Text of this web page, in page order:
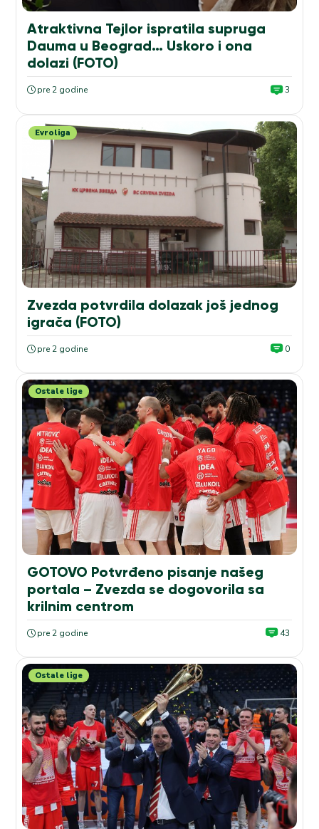
Atraktivna Tejlor ispratila supruga
Dauma u Beograd… Uskoro i ona
dolazi (FOTO)
pre 2 godine 3
Evroliga
Zvezda potvrdila dolazak još jednog
igrača (FOTO)
pre 2 godine 0
Ostale lige
GOTOVO Potvrđeno pisanje našeg
portala – Zvezda se dogovorila sa
krilnim centrom
pre 2 godine 43
Ostale lige